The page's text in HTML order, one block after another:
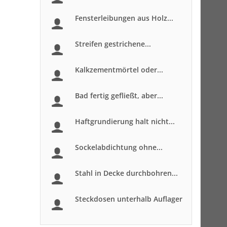
Fensterleibungen aus Holz...
Streifen gestrichene...
Kalkzementmörtel oder...
Bad fertig gefließt, aber...
Haftgrundierung halt nicht...
Sockelabdichtung ohne...
Stahl in Decke durchbohren...
Steckdosen unterhalb Auflager